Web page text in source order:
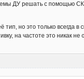
ДУ решать с помощью
но это только всегда
на частоте это никак